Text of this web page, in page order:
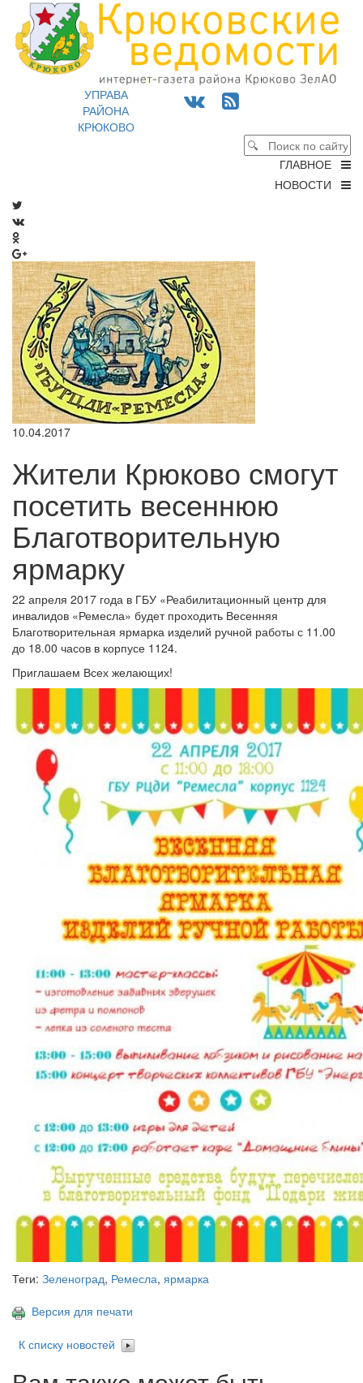
УПРАВА
РАЙОНА
КРЮКОВО
ГЛАВНОЕ
НОВОСТИ
10.04.2017
Жители Крюково смогут
посетить весеннюю
Благотворительную
ярмарку
22 апреля 2017 года в ГБУ «Реабилитационный центр для
инвалидов «Ремесла» будет проходить Весенняя
Благотворительная ярмарка изделий ручной работы с 11.00
до 18.00 часов в корпусе 1124.
Приглашаем Всех желающих!
Теги: Зеленоград, Ремесла, ярмарка
Версия для печати
К списку новостей